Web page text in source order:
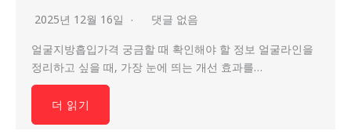
2025년 12월 16일
댓글 없음
얼굴지방흡입가격 궁금할 때 확인해야 할 정보 얼굴라인을
정리하고 싶을 때, 가장 눈에 띄는 개선 효과를…
더 읽기